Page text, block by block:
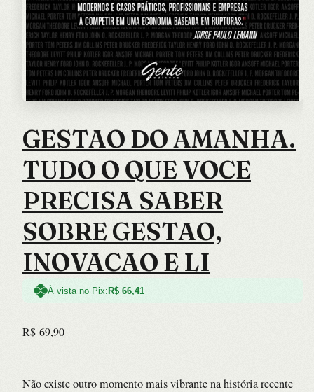
GESTAO DO AMANHA.
TUDO O QUE VOCE
PRECISA SABER
SOBRE GESTAO,
INOVACAO E LI
À vista no Pix:R$ 66,41
R$ 69,90
Não existe outro momento mais vibrante na história recente